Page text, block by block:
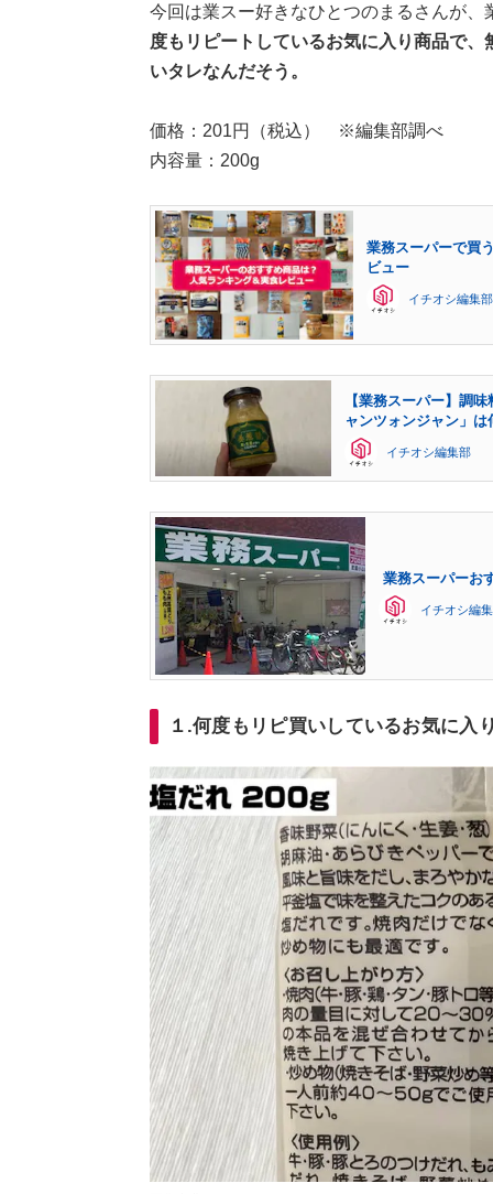
今回は業スー好きなひとつのまるさんが
度もリピートしているお気に入り商品で
いタレなんだそう。
価格：201円（税込） ※編集部調べ
内容量：200g
業務スーパーで買
ビュー
イチオシ編集部
【業務スーパー】調
ャンツォンジャン」は
イチオシ編集部
業務スーパーお
イチオシ編
１.何度もリピ買いしているお気に入